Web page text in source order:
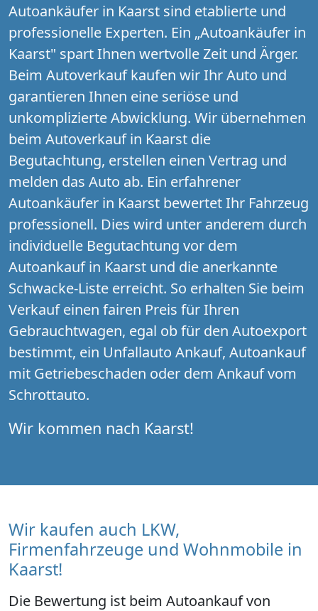
Autoankäufer in Kaarst sind etablierte und
professionelle Experten. Ein „Autoankäufer in
Kaarst" spart Ihnen wertvolle Zeit und Ärger.
Beim Autoverkauf kaufen wir Ihr Auto und
garantieren Ihnen eine seriöse und
unkomplizierte Abwicklung. Wir übernehmen
beim Autoverkauf in Kaarst die
Begutachtung, erstellen einen Vertrag und
melden das Auto ab. Ein erfahrener
Autoankäufer in Kaarst bewertet Ihr Fahrzeug
professionell. Dies wird unter anderem durch
individuelle Begutachtung vor dem
Autoankauf in Kaarst und die anerkannte
Schwacke-Liste erreicht. So erhalten Sie beim
Verkauf einen fairen Preis für Ihren
Gebrauchtwagen, egal ob für den Autoexport
bestimmt, ein Unfallauto Ankauf, Autoankauf
mit Getriebeschaden oder dem Ankauf vom
Schrottauto.
Wir kommen nach Kaarst!
Wir kaufen auch LKW,
Firmenfahrzeuge und Wohnmobile in
Kaarst!
Die Bewertung ist beim Autoankauf von